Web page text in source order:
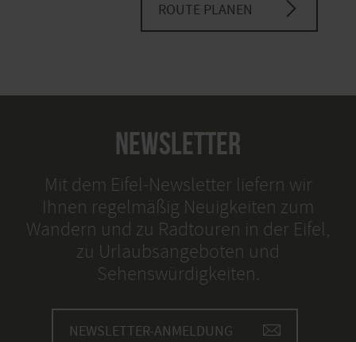
ROUTE PLANEN
NEWSLETTER
Mit dem Eifel-Newsletter liefern wir
Ihnen regelmäßig Neuigkeiten zum
Wandern und zu Radtouren in der Eifel,
zu Urlaubsangeboten und
Sehenswürdigkeiten.
NEWSLETTER-ANMELDUNG